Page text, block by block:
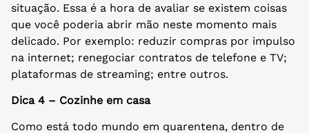
situação. Essa é a hora de avaliar se existem coisas
que você poderia abrir mão neste momento mais
delicado. Por exemplo: reduzir compras por impulso
na internet; renegociar contratos de telefone e TV;
plataformas de streaming; entre outros.
Dica 4 – Cozinhe em casa
Como está todo mundo em quarentena, dentro de